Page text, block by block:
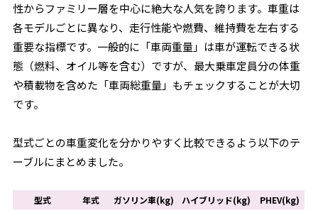
性からファミリー層を中心に絶大な人気を誇ります。車重は
各モデルごとに異なり、走行性能や燃費、維持費を左右する
重要な指標です。一般的に「車両重量」は車が運転できる状
態（燃料、オイル等を含む）ですが、最大乗車定員分の体重
や積載物を含めた「車両総重量」もチェックすることが大切
です。
型式ごとの車重変化を分かりやすく比較できるよう以下のテ
ーブルにまとめました。
型式 年式 ガソリン車(kg) ハイブリッド(kg)
PHEV(kg)